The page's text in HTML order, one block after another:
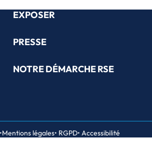
EXPOSER
PRESSE
NOTRE DÉMARCHE RSE
Mentions légales RGPD Accessibilité